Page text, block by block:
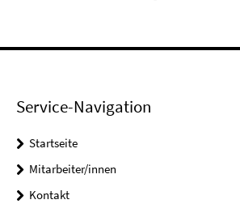
Service-Navigation
Startseite
Mitarbeiter/innen
Kontakt